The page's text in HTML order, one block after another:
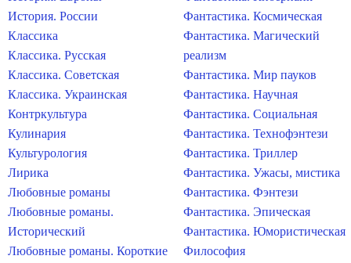
История. России
Классика
Классика. Русская
Классика. Советская
Классика. Украинская
Контркультура
Кулинария
Культурология
Лирика
Любовные романы
Любовные романы.
Исторический
Любовные романы. Короткие
Фантастика. Космическая
Фантастика. Магический
реализм
Фантастика. Мир пауков
Фантастика. Научная
Фантастика. Социальная
Фантастика. Технофэнтези
Фантастика. Триллер
Фантастика. Ужасы, мистика
Фантастика. Фэнтези
Фантастика. Эпическая
Фантастика. Юмористическая
Философия